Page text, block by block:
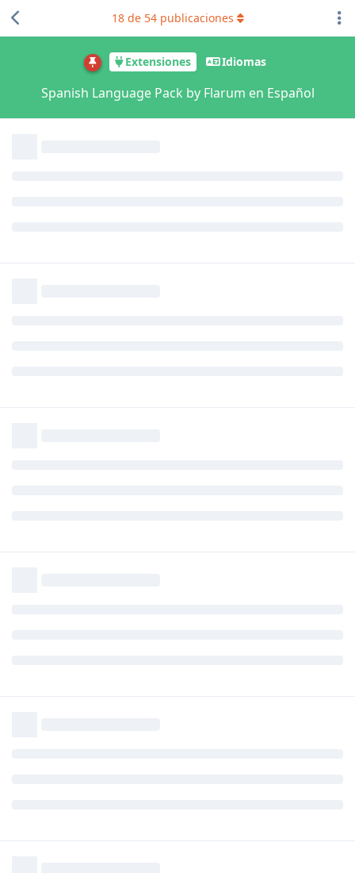
Extensiones Idiomas
Spanish Language Pack by Flarum en Español
18de 54publicaciones